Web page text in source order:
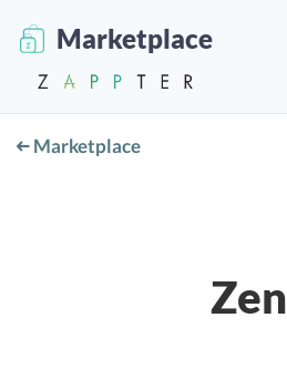
Marketplace
Marketplace
Zen